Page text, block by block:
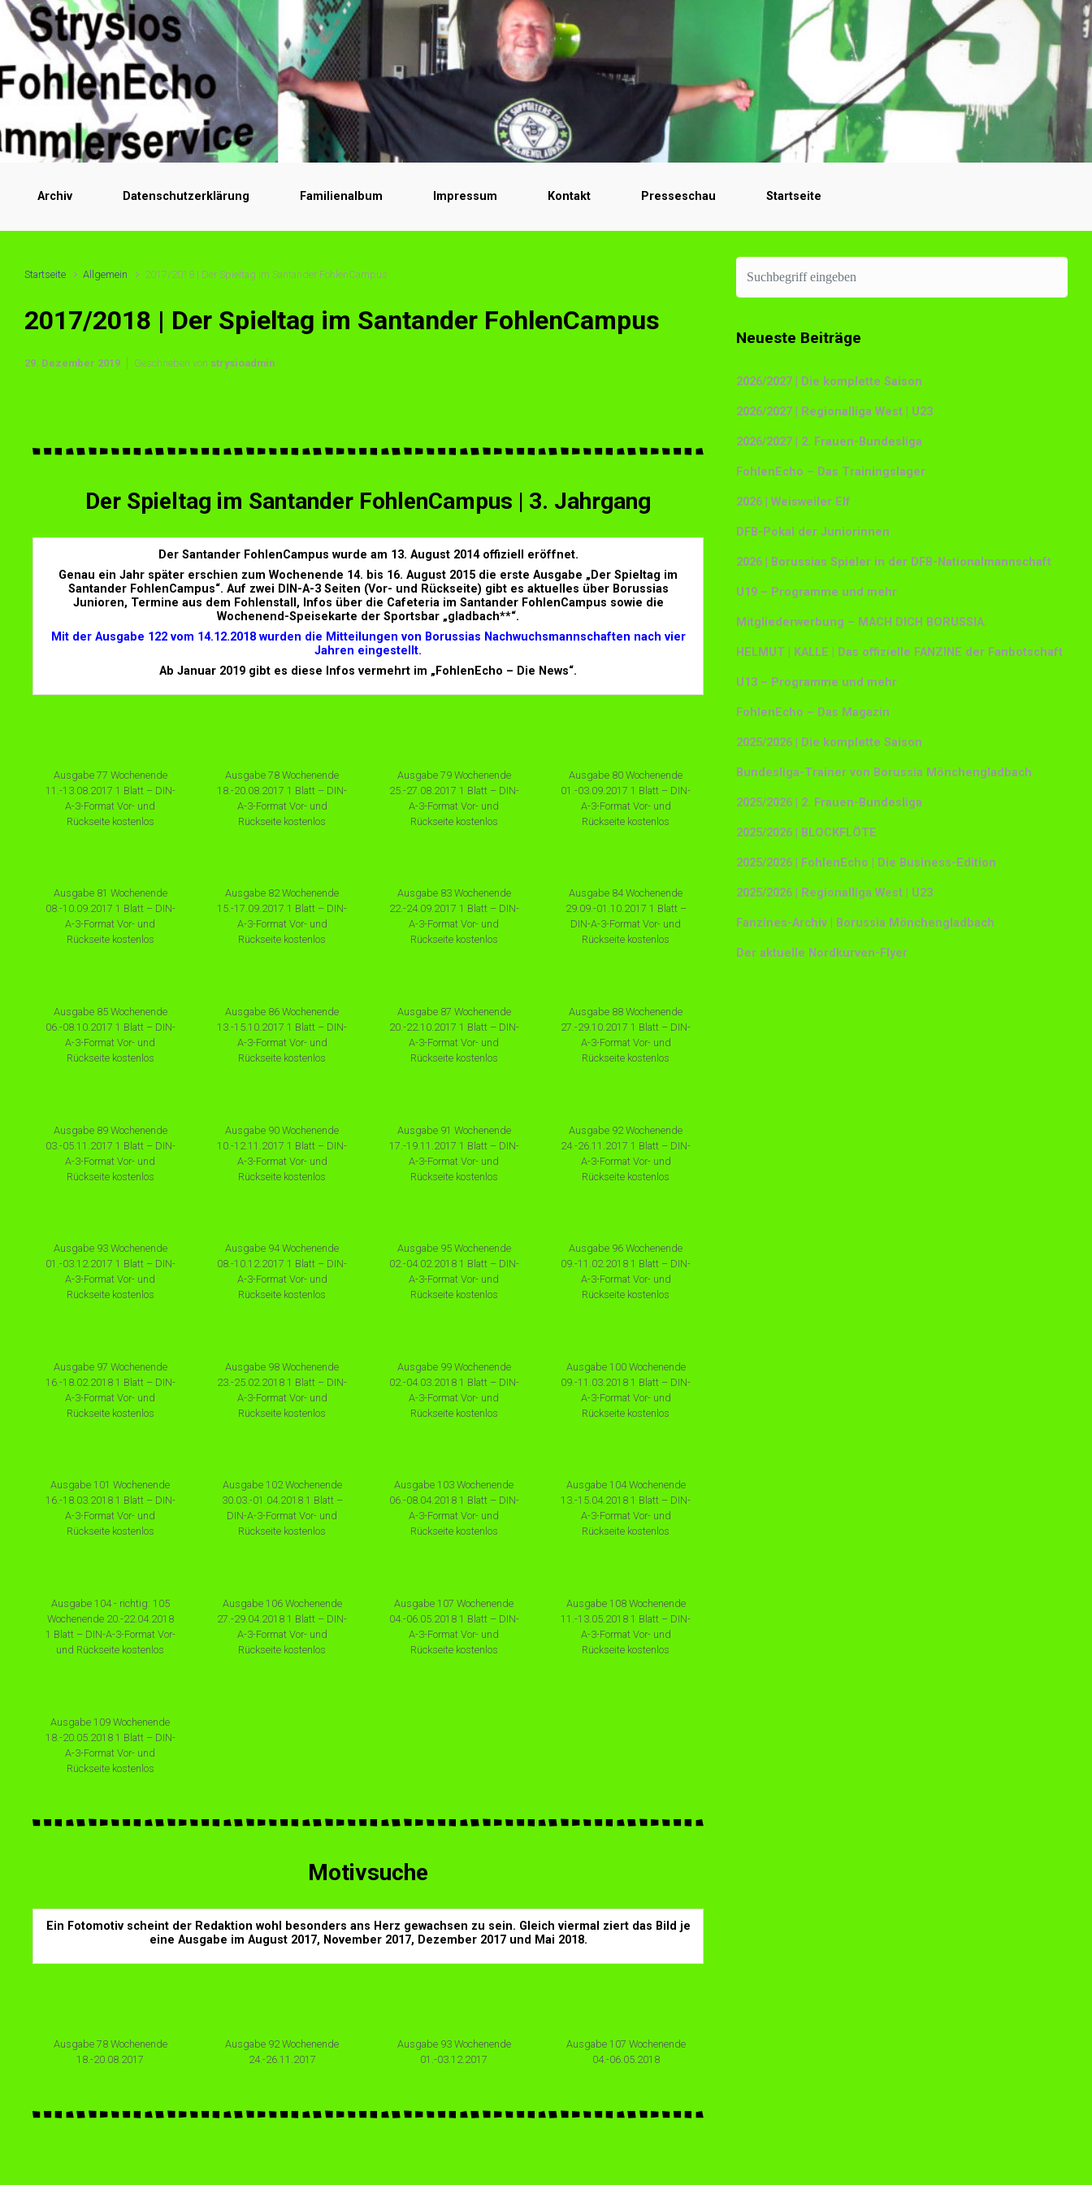
Archiv Datenschutzerklärung Familienalbum Impressum Kontakt Presseschau Startseite
Startseite Allgemein 2017/2018 | Der Spieltag im Santander FohlenCampus
2017/2018 | Der Spieltag im Santander FohlenCampus
29. Dezember 2019 Geschrieben von strysioadmin
Der Spieltag im Santander FohlenCampus | 3. Jahrgang
Der Santander FohlenCampus wurde am 13. August 2014 offiziell eröffnet.
Genau ein Jahr später erschien zum Wochenende 14. bis 16. August 2015 die erste Ausgabe „Der Spieltag im
Santander FohlenCampus“. Auf zwei DIN-A-3 Seiten (Vor- und Rückseite) gibt es aktuelles über Borussias
Junioren, Termine aus dem Fohlenstall, Infos über die Cafeteria im Santander FohlenCampus sowie die
Wochenend-Speisekarte der Sportsbar „gladbach**“.
Mit der Ausgabe 122 vom 14.12.2018 wurden die Mitteilungen von Borussias Nachwuchsmannschaften nach vier
Jahren eingestellt.
Ab Januar 2019 gibt es diese Infos vermehrt im „FohlenEcho – Die News“.
Ausgabe 77 Wochenende
11.-13.08.2017 1 Blatt – DIN-
A-3-Format Vor- und
Rückseite kostenlos
Ausgabe 78 Wochenende
18.-20.08.2017 1 Blatt – DIN-
A-3-Format Vor- und
Rückseite kostenlos
Ausgabe 79 Wochenende
25.-27.08.2017 1 Blatt – DIN-
A-3-Format Vor- und
Rückseite kostenlos
Ausgabe 80 Wochenende
01.-03.09.2017 1 Blatt – DIN-
A-3-Format Vor- und
Rückseite kostenlos
Ausgabe 81 Wochenende
08.-10.09.2017 1 Blatt – DIN-
A-3-Format Vor- und
Rückseite kostenlos
Ausgabe 82 Wochenende
15.-17.09.2017 1 Blatt – DIN-
A-3-Format Vor- und
Rückseite kostenlos
Ausgabe 83 Wochenende
22.-24.09.2017 1 Blatt – DIN-
A-3-Format Vor- und
Rückseite kostenlos
Ausgabe 84 Wochenende
29.09.-01.10.2017 1 Blatt –
DIN-A-3-Format Vor- und
Rückseite kostenlos
Ausgabe 85 Wochenende
06.-08.10.2017 1 Blatt – DIN-
A-3-Format Vor- und
Rückseite kostenlos
Ausgabe 86 Wochenende
13.-15.10.2017 1 Blatt – DIN-
A-3-Format Vor- und
Rückseite kostenlos
Ausgabe 87 Wochenende
20.-22.10.2017 1 Blatt – DIN-
A-3-Format Vor- und
Rückseite kostenlos
Ausgabe 88 Wochenende
27.-29.10.2017 1 Blatt – DIN-
A-3-Format Vor- und
Rückseite kostenlos
Ausgabe 89 Wochenende
03.-05.11.2017 1 Blatt – DIN-
A-3-Format Vor- und
Rückseite kostenlos
Ausgabe 90 Wochenende
10.-12.11.2017 1 Blatt – DIN-
A-3-Format Vor- und
Rückseite kostenlos
Ausgabe 91 Wochenende
17.-19.11.2017 1 Blatt – DIN-
A-3-Format Vor- und
Rückseite kostenlos
Ausgabe 92 Wochenende
24.-26.11.2017 1 Blatt – DIN-
A-3-Format Vor- und
Rückseite kostenlos
Ausgabe 93 Wochenende
01.-03.12.2017 1 Blatt – DIN-
A-3-Format Vor- und
Rückseite kostenlos
Ausgabe 94 Wochenende
08.-10.12.2017 1 Blatt – DIN-
A-3-Format Vor- und
Rückseite kostenlos
Ausgabe 95 Wochenende
02.-04.02.2018 1 Blatt – DIN-
A-3-Format Vor- und
Rückseite kostenlos
Ausgabe 96 Wochenende
09.-11.02.2018 1 Blatt – DIN-
A-3-Format Vor- und
Rückseite kostenlos
Ausgabe 97 Wochenende
16.-18.02.2018 1 Blatt – DIN-
A-3-Format Vor- und
Rückseite kostenlos
Ausgabe 98 Wochenende
23.-25.02.2018 1 Blatt – DIN-
A-3-Format Vor- und
Rückseite kostenlos
Ausgabe 99 Wochenende
02.-04.03.2018 1 Blatt – DIN-
A-3-Format Vor- und
Rückseite kostenlos
Ausgabe 100 Wochenende
09.-11.03.2018 1 Blatt – DIN-
A-3-Format Vor- und
Rückseite kostenlos
Ausgabe 101 Wochenende
16.-18.03.2018 1 Blatt – DIN-
A-3-Format Vor- und
Rückseite kostenlos
Ausgabe 102 Wochenende
30.03.-01.04.2018 1 Blatt –
DIN-A-3-Format Vor- und
Rückseite kostenlos
Ausgabe 103 Wochenende
06.-08.04.2018 1 Blatt – DIN-
A-3-Format Vor- und
Rückseite kostenlos
Ausgabe 104 Wochenende
13.-15.04.2018 1 Blatt – DIN-
A-3-Format Vor- und
Rückseite kostenlos
Ausgabe 104 - richtig: 105
Wochenende 20.-22.04.2018
1 Blatt – DIN-A-3-Format Vor-
und Rückseite kostenlos
Ausgabe 106 Wochenende
27.-29.04.2018 1 Blatt – DIN-
A-3-Format Vor- und
Rückseite kostenlos
Ausgabe 107 Wochenende
04.-06.05.2018 1 Blatt – DIN-
A-3-Format Vor- und
Rückseite kostenlos
Ausgabe 108 Wochenende
11.-13.05.2018 1 Blatt – DIN-
A-3-Format Vor- und
Rückseite kostenlos
Ausgabe 109 Wochenende
18.-20.05.2018 1 Blatt – DIN-
A-3-Format Vor- und
Rückseite kostenlos
Motivsuche
Ein Fotomotiv scheint der Redaktion wohl besonders ans Herz gewachsen zu sein. Gleich viermal ziert das Bild je
eine Ausgabe im August 2017, November 2017, Dezember 2017 und Mai 2018.
Ausgabe 78 Wochenende
18.-20.08.2017
Ausgabe 92 Wochenende
24.-26.11.2017
Ausgabe 93 Wochenende
01.-03.12.2017
Ausgabe 107 Wochenende
04.-06.05.2018
Neueste Beiträge
2026/2027 | Die komplette Saison
2026/2027 | Regionalliga West | U23
2026/2027 | 2. Frauen-Bundesliga
FohlenEcho – Das Trainingslager
2026 | Weisweiler Elf
DFB-Pokal der Juniorinnen
2026 | Borussias Spieler in der DFB-Nationalmannschaft
U19 – Programme und mehr
Mitgliederwerbung – MACH DICH BORUSSIA.
HELMUT | KALLE | Das offizielle FANZINE der Fanbotschaft
U13 – Programme und mehr
FohlenEcho – Das Magazin
2025/2026 | Die komplette Saison
Bundesliga-Trainer von Borussia Mönchengladbach
2025/2026 | 2. Frauen-Bundesliga
2025/2026 | BLOCKFLÖTE
2025/2026 | FohlenEcho | Die Business-Edition
2025/2026 | Regionalliga West | U23
Fanzines-Archiv | Borussia Mönchengladbach
Der aktuelle Nordkurven-Flyer